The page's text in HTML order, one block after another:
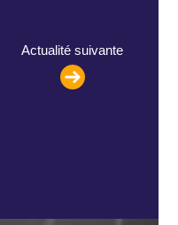
Actualité suivante